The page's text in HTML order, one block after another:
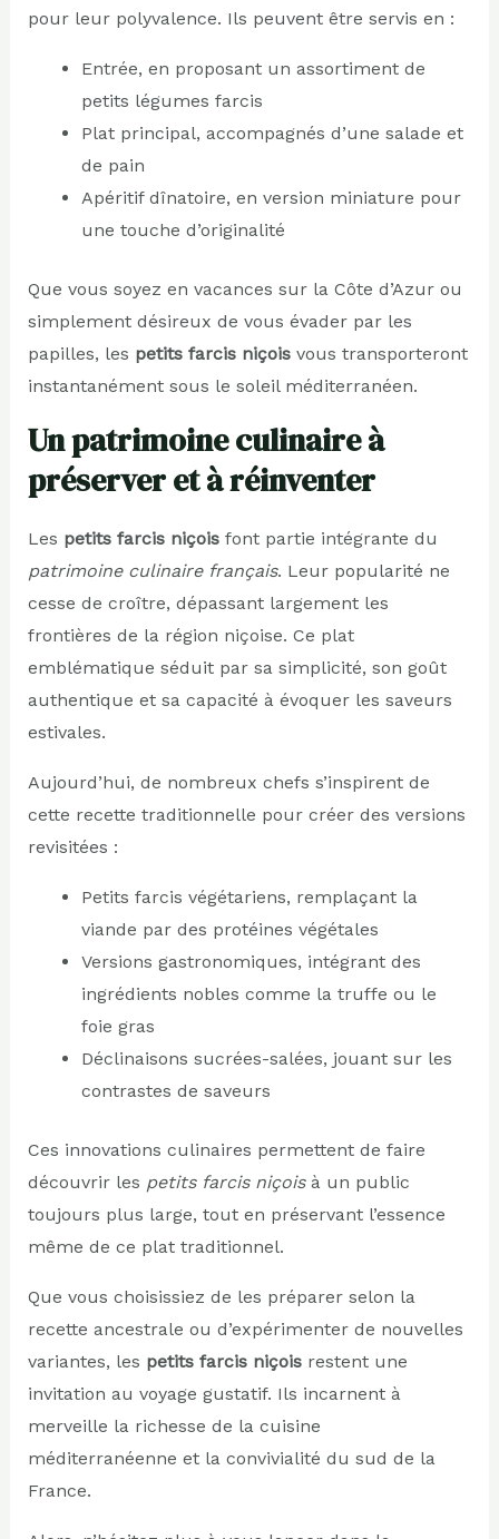
pour leur polyvalence. Ils peuvent être servis en :
Entrée, en proposant un assortiment de
petits légumes farcis
Plat principal, accompagnés d’une salade et
de pain
Apéritif dînatoire, en version miniature pour
une touche d’originalité
Que vous soyez en vacances sur la Côte d’Azur ou
simplement désireux de vous évader par les
papilles, les petits farcis niçoisvous transporteront
instantanément sous le soleil méditerranéen.
Un patrimoine culinaire à
préserver et à réinventer
Les petits farcis niçoisfont partie intégrante du
patrimoine culinaire français. Leur popularité ne
cesse de croître, dépassant largement les
frontières de la région niçoise. Ce plat
emblématique séduit par sa simplicité, son goût
authentique et sa capacité à évoquer les saveurs
estivales.
Aujourd’hui, de nombreux chefs s’inspirent de
cette recette traditionnelle pour créer des versions
revisitées :
Petits farcis végétariens, remplaçant la
viande par des protéines végétales
Versions gastronomiques, intégrant des
ingrédients nobles comme la truffe ou le
foie gras
Déclinaisons sucrées-salées, jouant sur les
contrastes de saveurs
Ces innovations culinaires permettent de faire
découvrir les petits farcis niçoisà un public
toujours plus large, tout en préservant l’essence
même de ce plat traditionnel.
Que vous choisissiez de les préparer selon la
recette ancestrale ou d’expérimenter de nouvelles
variantes, les petits farcis niçoisrestent une
invitation au voyage gustatif. Ils incarnent à
merveille la richesse de la cuisine
méditerranéenne et la convivialité du sud de la
France.